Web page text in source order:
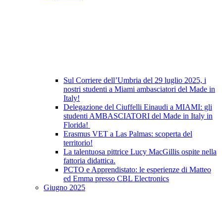
Sul Corriere dell’Umbria del 29 luglio 2025, i
nostri studenti a Miami ambasciatori del Made in
Italy!
Delegazione del Ciuffelli Einaudi a MIAMI: gli
studenti AMBASCIATORI del Made in Italy in
Florida!
Erasmus VET a Las Palmas: scoperta del
territorio!
La talentuosa pittrice Lucy MacGillis ospite nella
fattoria didattica.
PCTO e Apprendistato: le esperienze di Matteo
ed Emma presso CBL Electronics
Giugno 2025